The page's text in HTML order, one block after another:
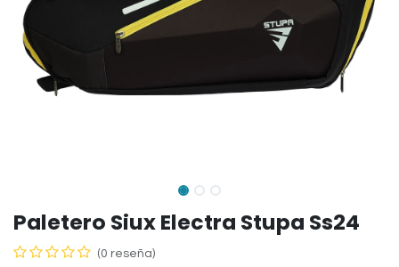
Paletero Siux Electra Stupa Ss24
(0 reseña)